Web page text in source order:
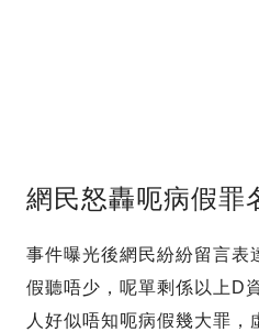
網民怒轟呃病假罪
事件曝光後網民紛紛留言表
假聽唔少，呢單剩係以上D
人好似唔知呃病假幾大罪，